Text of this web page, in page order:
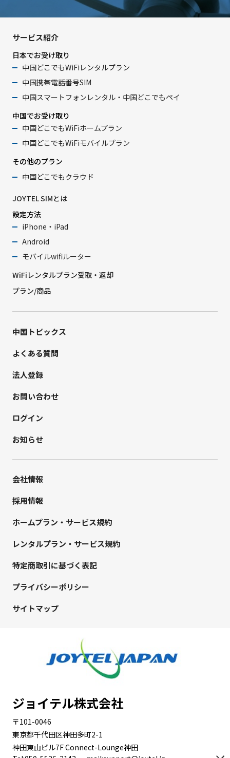
サービス紹介
日本でお受け取り
中国どこでもWiFiレンタルプラン
中国携帯電話番号SIM
中国スマートフォンレンタル・中国どこでもペイ
中国でお受け取り
中国どこでもWiFiホームプラン
中国どこでもWiFiモバイルプラン
その他のプラン
中国どこでもクラウド
JOYTEL SIMとは
設定方法
iPhone・iPad
Android
モバイルwifiルーター
WiFiレンタルプラン受取・返却
プラン/商品
中国トピックス
よくある質問
法人登録
お問い合わせ
ログイン
お知らせ
会社情報
採用情報
ホームプラン・サービス規約
レンタルプラン・サービス規約
特定商取引に基づく表記
プライバシーポリシー
サイトマップ
ジョイテル株式会社
〒101-0046
東京都千代田区神田多町2-1
神田東山ビル7F Connect-Lounge神田